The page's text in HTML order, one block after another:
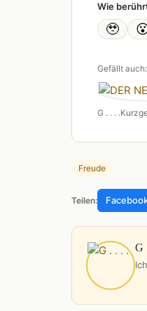
Wie
🥹
Gefällt auch:
G . . . .
Freude
Teilen:
G